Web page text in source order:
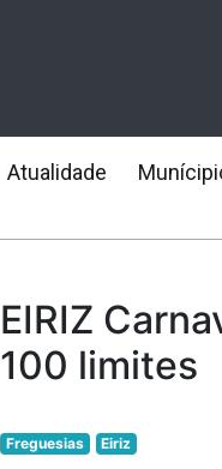
Atualidade
EIRIZ
100 limites
Freguesias Eiriz